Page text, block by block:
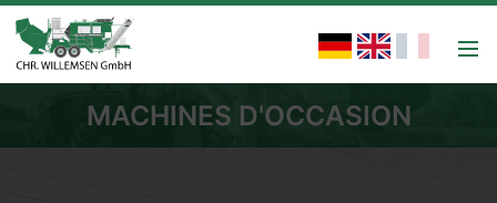
MACHINES D'OCCASION